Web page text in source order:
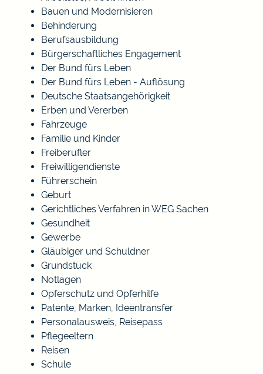
Bauen und Modernisieren
Behinderung
Berufsausbildung
Bürgerschaftliches Engagement
Der Bund fürs Leben
Der Bund fürs Leben - Auflösung
Deutsche Staatsangehörigkeit
Erben und Vererben
Fahrzeuge
Familie und Kinder
Freiberufler
Freiwilligendienste
Führerschein
Geburt
Gerichtliches Verfahren in WEG Sachen
Gesundheit
Gewerbe
Gläubiger und Schuldner
Grundstück
Notlagen
Opferschutz und Opferhilfe
Patente, Marken, Ideentransfer
Personalausweis, Reisepass
Pflegeeltern
Reisen
Schule